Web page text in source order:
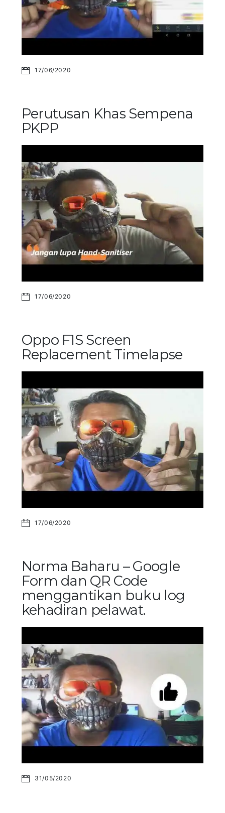
17/06/2020
Perutusan Khas Sempena
PKPP
17/06/2020
Oppo F1S Screen
Replacement Timelapse
17/06/2020
Norma Baharu – Google
Form dan QR Code
menggantikan buku log
kehadiran pelawat.
31/05/2020